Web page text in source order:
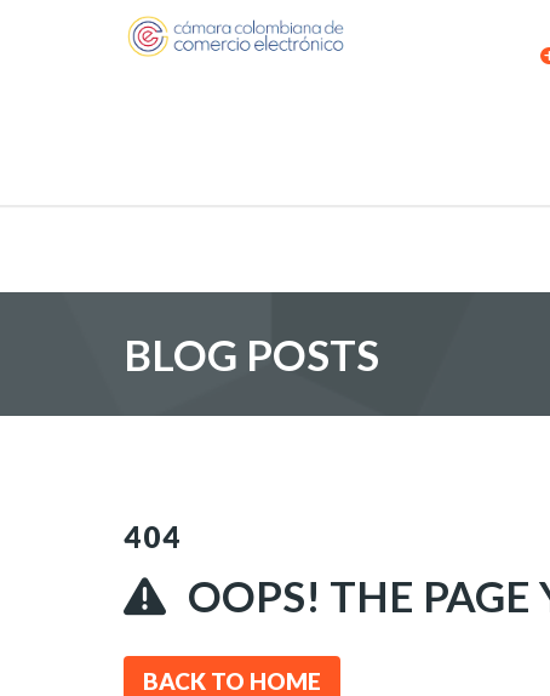
BLOG POSTS
404
OOPS! THE
BACK TO HOME